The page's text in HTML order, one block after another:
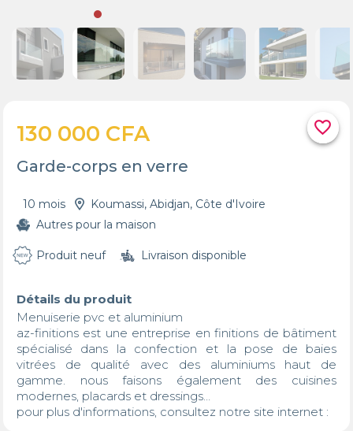
favorite_border
130 000 CFA
Garde-corps en verre
10 mois
Koumassi, Abidjan, Côte d'Ivoire
Autres pour la maison
Produit neuf Livraison disponible
Détails du produit
Menuiserie pvc et aluminium
az-finitions est une entreprise en finitions de bâtiment
spécialisé dans la confection et la pose de baies
vitrées de qualité avec des aluminiums haut de
gamme. nous faisons également des cuisines
modernes, placards et dressings…
pour plus d'informations, consultez notre site internet :